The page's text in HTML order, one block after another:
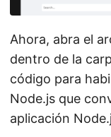
Ahora, abra el
dentro de la
código para
Node.js que
aplicación